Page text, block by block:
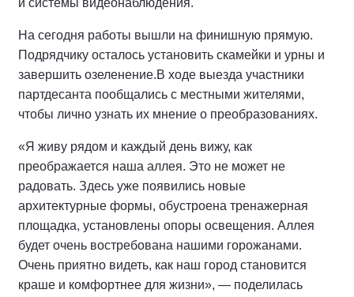
и системы видеонаблюдения.
На сегодня работы вышли на финишную прямую.
Подрядчику осталось установить скамейки и урны и
завершить озеленение.В ходе выезда участники
партдесанта пообщались с местными жителями,
чтобы лично узнать их мнение о преобразованиях.
«Я живу рядом и каждый день вижу, как
преображается наша аллея. Это не может не
радовать. Здесь уже появились новые
архитектурные формы, обустроена тренажерная
площадка, установлены опоры освещения. Аллея
будет очень востребована нашими горожанами.
Очень приятно видеть, как наш город становится
краше и комфортнее для жизни», — поделилась